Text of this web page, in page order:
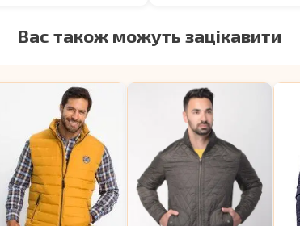
Вас також можуть зацікавити